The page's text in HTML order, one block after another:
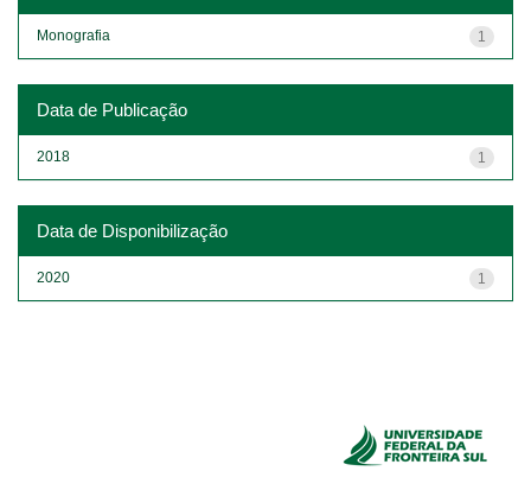
1
Monografia
Data de Publicação
1
2018
Data de Disponibilização
1
2020